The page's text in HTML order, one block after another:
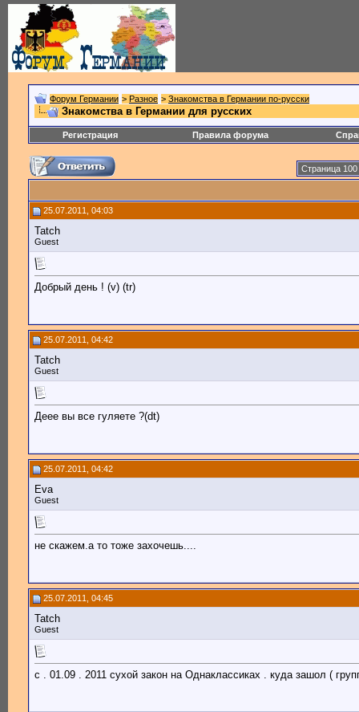
Форум Германии > Разное > Знакомства в Германии по-русски
Знакомства в Германии для русских
Регистрация Правила форума
Страница 100
25.07.2011, 04:03
Tatch
Guest
Добрый день ! (v) (tr)
25.07.2011, 04:42
Tatch
Guest
Деее вы все гуляете ?(dt)
25.07.2011, 04:42
Eva
Guest
не скажем.а то тоже захочешь....
25.07.2011, 04:45
Tatch
Guest
с . 01.09 . 2011 сухой закон на Однаклассиках . куда зашол (